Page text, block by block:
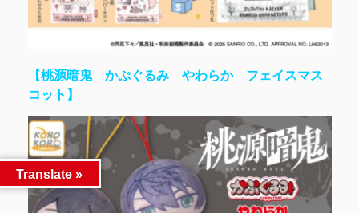
【桃源暗鬼 かぷぐるみ やわらか フェイスマス
コット】
Translate »